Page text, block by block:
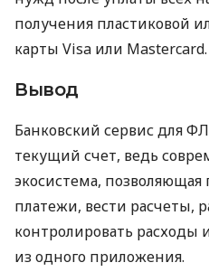
получения пластиковой
карты Visa или Mastercard.
Вывод
Банковский сервис для
текущий счет, ведь
экосистема,
платежи, вести расчеты,
контролировать расходы
из одного приложения.